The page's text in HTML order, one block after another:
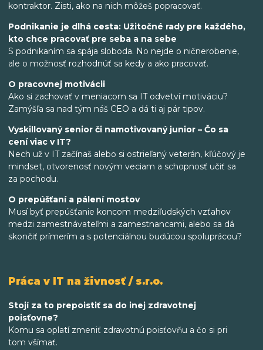
kontraktor. Zisti, ako na nich môžeš popracovať.
Podnikanie je dlhá cesta: Užitočné rady pre každého,
kto chce pracovať pre seba a na sebe
S podnikaním sa spája sloboda. No nejde o ničnerobenie,
ale o možnosť rozhodnúť sa kedy a ako pracovať.
O pracovnej motivácii
Ako si zachovať v meniacom sa IT odvetví motiváciu?
Zamýšľa sa nad tým náš CEO a dá ti aj pár tipov.
Vyskillovaný senior či namotivovaný junior – Čo sa
cení viac v IT?
Nech už v IT začínaš alebo si ostrieľaný veterán, kľúčový je
mindset, otvorenosť novým veciam a schopnosť učiť sa
za pochodu.
O prepúšťaní a pálení mostov
Musí byť prepúšťanie koncom medziľudských vzťahov
medzi zamestnávateľmi a zamestnancami, alebo sa dá
skončiť prímerím a s potenciálnou budúcou spoluprácou?
Práca v IT na živnosť / s.r.o.
Stojí za to prepoistiť sa do inej zdravotnej
poisťovne?
Komu sa oplatí zmeniť zdravotnú poisťovňu a čo si pri
tom všímať.